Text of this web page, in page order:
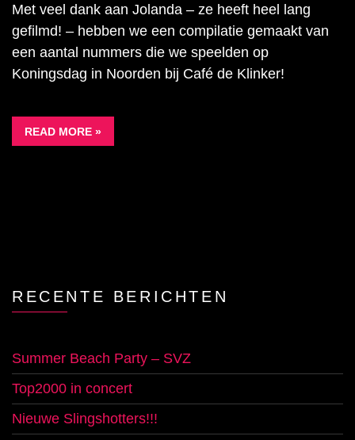
Met veel dank aan Jolanda – ze heeft heel lang
gefilmd! – hebben we een compilatie gemaakt van
een aantal nummers die we speelden op
Koningsdag in Noorden bij Café de Klinker!
READ MORE »
RECENTE BERICHTEN
Summer Beach Party – SVZ
Top2000 in concert
Nieuwe Slingshotters!!!